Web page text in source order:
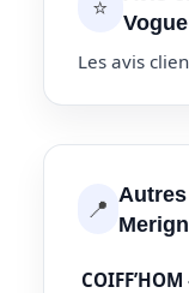
⭐
Vogue
Les avis
📍